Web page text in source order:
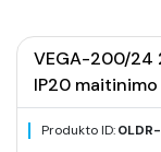
VEGA-200/24
IP20
Produkto ID: